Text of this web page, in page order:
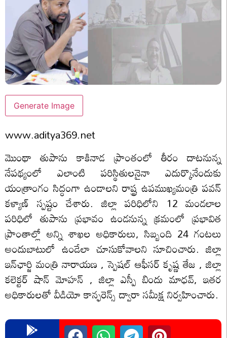
Generate Image
www.aditya369.net
మొంథా తుపాను కాకినాడ ప్రాంతంలో తీరం దాటనున్న
నేపథ్యంలో ఎలాంటి పరిస్థితులనైనా ఎదుర్కొనేందుకు
యంత్రాంగం సిద్ధంగా ఉండాలని రాష్ట్ర ఉపముఖ్యమంత్రి పవన్
కళ్యాణ్ స్పష్టం చేశారు. జిల్లా పరిధిలోని 12 మండలాల
పరిధిలో తుపాను ప్రభావం ఉండనున్న క్రమంలో ప్రభావిత
ప్రాంతాల్లో అన్ని శాఖల అధికారులు, సిబ్బంది 24 గంటలు
అందుబాటులో ఉండేలా చూసుకోవాలని సూచించారు. జిల్లా
ఇన్‌ఛార్జి మంత్రి నారాయణ , స్పెషల్ ఆఫీసర్ కృష్ణ తేజ , జిల్లా
కలెక్టర్ షాన్ మోహన్ , జిల్లా ఎస్పీ బిందు మాధవ్, ఇతర
అధికారులతో వీడియో కాన్ఫరెన్స్ ద్వారా సమీక్ష నిర్వహించారు.